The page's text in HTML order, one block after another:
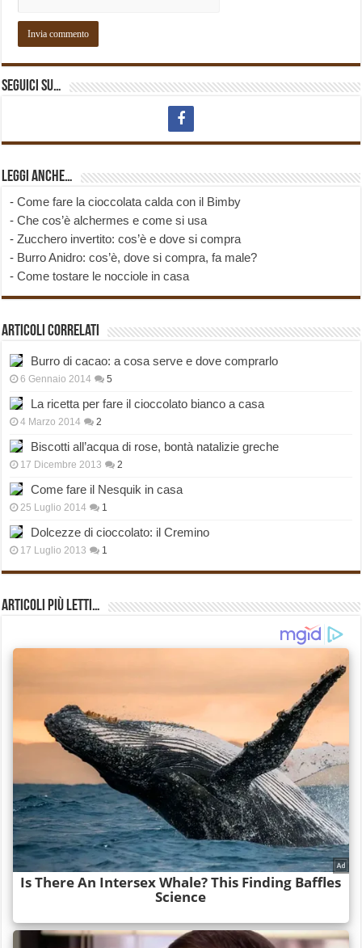
Seguici su…
Leggi anche…
-Come fare la cioccolata calda con il Bimby
-Che cos’è alchermes e come si usa
-Zucchero invertito: cos’è e dove si compra
- Burro Anidro: cos’è, dove si compra, fa male?
-Come tostare le nocciole in casa
Articoli correlati
Burro di cacao: a cosa serve e dove comprarlo
6 Gennaio 2014 5
La ricetta per fare il cioccolato bianco a casa
4 Marzo 2014 2
Biscotti all’acqua di rose, bontà natalizie greche
17 Dicembre 2013 2
Come fare il Nesquik in casa
25 Luglio 2014 1
Dolcezze di cioccolato: il Cremino
17 Luglio 2013 1
Articoli più Letti…